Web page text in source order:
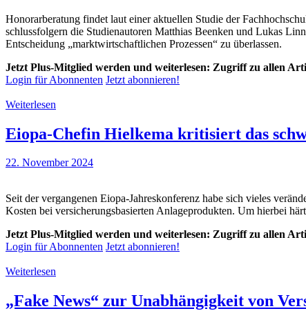
Honorarberatung findet laut einer aktuellen Studie der
schlussfolgern die Studienautoren Matthias Beenken und Lukas
Entscheidung „marktwirtschaftlichen Prozessen“ zu überlassen.
Jetzt Plus-Mitglied werden und weiterlesen: Zugriff zu allen
Login für Abonnenten Jetzt abonnieren!
Weiterlesen
Eiopa-Chefin Hielkema kritisiert das
22. November 2024
Seit der vergangenen Eiopa-Jahreskonferenz habe sich vieles
Kosten bei versicherungsbasierten Anlageprodukten. Um hierbei
Jetzt Plus-Mitglied werden und weiterlesen: Zugriff zu allen
Login für Abonnenten Jetzt abonnieren!
Weiterlesen
„Fake News“ zur Unabhängigkeit von